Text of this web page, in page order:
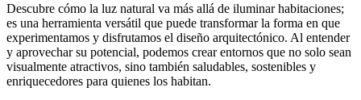
Descubre cómo la luz natural va más allá de iluminar habitaciones;
es una herramienta versátil que puede transformar la forma en que
experimentamos y disfrutamos el diseño arquitectónico. Al entender
y aprovechar su potencial, podemos crear entornos que no solo sean
visualmente atractivos, sino también saludables, sostenibles y
enriquecedores para quienes los habitan.